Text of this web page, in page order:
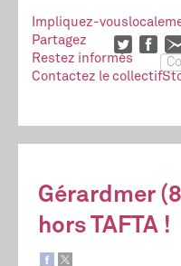
Impliquez-vous
Partagez
Restez informés
Contactez le collectif
Gérardmer
hors TAFTA !